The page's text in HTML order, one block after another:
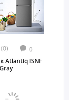
(0) 0
Atlantiq ISNF